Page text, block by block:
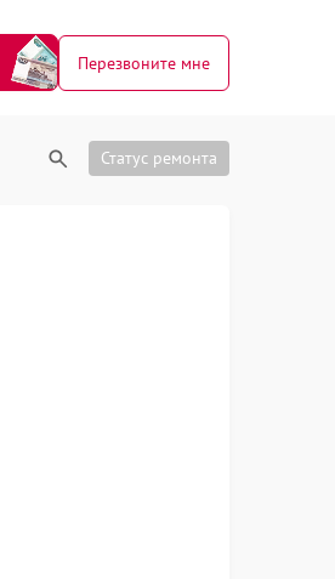
Перезвоните мне
Статус ремонта